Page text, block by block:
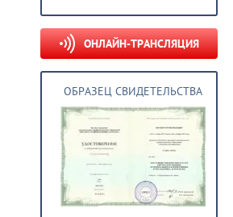
ОНЛАЙН-ТРАНСЛЯЦИЯ
ОБРАЗЕЦ СВИДЕТЕЛЬСТВА